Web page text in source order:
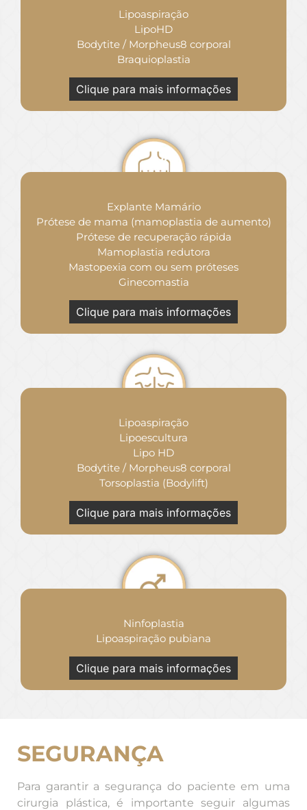
Lipoaspiração
LipoHD
Bodytite / Morpheus8 corporal
Braquioplastia
Clique para mais informações
Explante Mamário
Prótese de mama (mamoplastia de aumento)
Prótese de recuperação rápida
Mamoplastia redutora
Mastopexia com ou sem próteses
Ginecomastia
Clique para mais informações
Lipoaspiração
Lipoescultura
Lipo HD
Bodytite / Morpheus8 corporal
Torsoplastia (Bodylift)
Clique para mais informações
Ninfoplastia
Lipoaspiração pubiana
Clique para mais informações
SEGURANÇA
Para garantir a segurança do paciente em uma
cirurgia plástica, é importante seguir algumas